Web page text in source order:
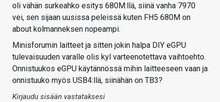
oli vähän surkeahko esitys 680M:llä, siinä vanha 7970
vei, sen sijaan uusissa peleissä kuten FH5 680M on
about kolmanneksen nopeampi.
Minisforumin laitteet ja sitten jokin halpa DIY eGPU
tulevaisuuden varalle olis kyl varteenotettava vaihtoehto.
Onnistuukos eGPU käytännössä mihin laitteeseen vaan ja
onnistuuko myös USB4:llä, siinähän on TB3?
Kirjaudu sisään vastataksesi